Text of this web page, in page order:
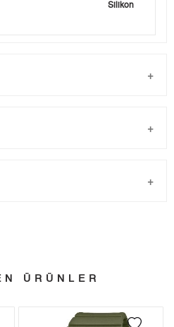
Silikon
1.762,65 ₺
üzeri alışverişlerde Yurtiçi
ÜRÜNLER